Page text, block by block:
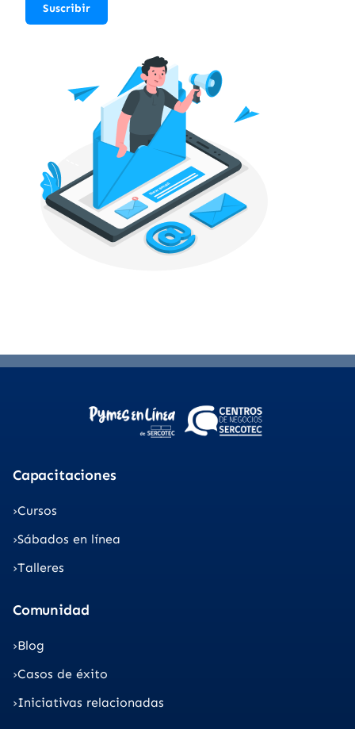
Suscribir
Capacitaciones
Cursos
Sábados en línea
Talleres
Comunidad
Blog
Casos de éxito
Iniciativas relacionadas